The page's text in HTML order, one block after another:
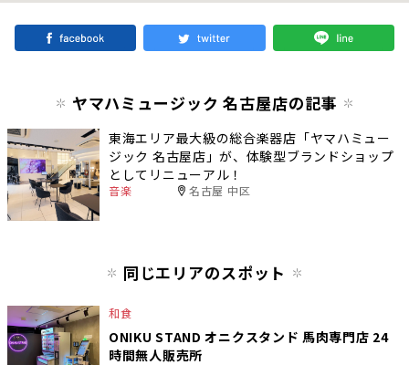
ヤマハミュージック 名古屋店の記事
東海エリア最大級の総合楽器店「ヤマハミュー
ジック 名古屋店」が、体験型ブランドショップ
としてリニューアル！
音楽 名古屋 中区
同じエリアのスポット
和食
ONIKU STAND オニクスタンド 馬肉専門店 24
時間無人販売所